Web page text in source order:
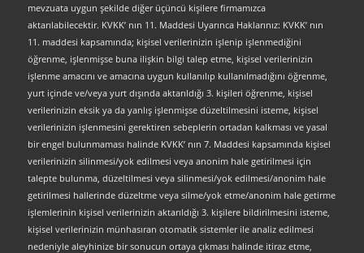
mevzuata uygun şekilde diğer üçüncü kişilere firmamızca
aktarılabilecektir. KVKK’ nın 11. Maddesi Uyarınca Haklarınız: KVKK’ nın
11. maddesi kapsamında; kişisel verilerinizin işlenip işlenmediğini
öğrenme, işlenmişse buna ilişkin bilgi talep etme, kişisel verilerinizin
işlenme amacını ve amacına uygun kullanılıp kullanılmadığını öğrenme,
yurt içinde ve/veya yurt dışında aktarıldığı 3. kişileri öğrenme, kişisel
verilerinizin eksik ya da yanlış işlenmişse düzeltilmesini isteme, kişisel
verilerinizin işlenmesini gerektiren sebeplerin ortadan kalkması ve yasal
bir engel bulunmaması halinde KVKK’ nın 7. Maddesi kapsamında kişisel
verilerinizin silinmesi/yok edilmesi veya anonim hale getirilmesi için
talepte bulunma, düzeltilmesi veya silinmesi/yok edilmesi/anonim hale
getirilmesi hallerinde düzeltme veya silme/yok etme/anonim hale getirme
işlemlerinin kişisel verilerinizin aktarıldığı 3. kişilere bildirilmesini isteme,
kişisel verilerinizin münhasıran otomatik sistemler ile analiz edilmesi
nedeniyle aleyhinize bir sonucun ortaya çıkması halinde itiraz etme,